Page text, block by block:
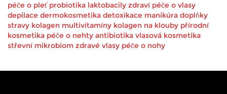
péče o pleť probiotika laktobacily zdraví péče o vlasy
depilace dermokosmetika detoxikace manikúra doplňky
stravy kolagen multivitamíny kolagen na klouby přírodní
kosmetika péče o nehty antibiotika vlasová kosmetika
střevní mikrobiom zdravé vlasy péče o nohy